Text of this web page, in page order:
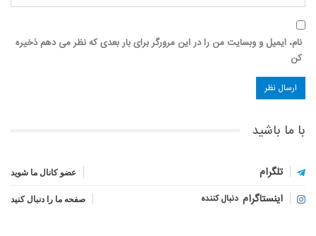
نام، ایمیل و وبسایت من را در این مرورگر برای بار بعدی که نظر می دهم ذخیره
کن
با ما باشید
تلگرام عضو کانال ما شوید
اینستاگرام دنبال کننده صفحه ما را دنبال کنید